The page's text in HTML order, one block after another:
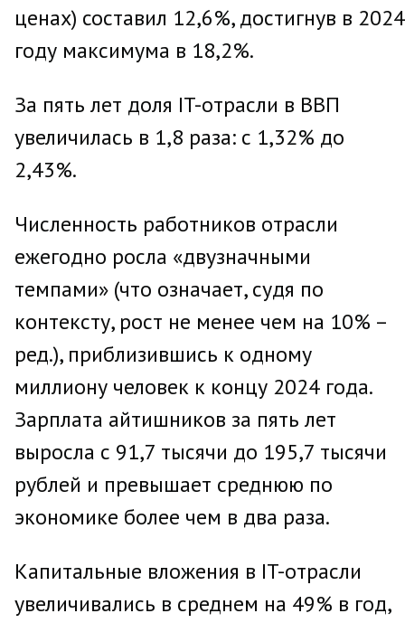
ценах) составил 12,6%, достигнув в 2024
году максимума в 18,2%.
За пять лет доля IT-отрасли в ВВП
увеличилась в 1,8 раза: с 1,32% до
2,43%.
Численность работников отрасли
ежегодно росла «двузначными
темпами» (что означает, судя по
контексту, рост не менее чем на 10% –
ред.), приблизившись к одному
миллиону человек к концу 2024 года.
Зарплата айтишников за пять лет
выросла с 91,7 тысячи до 195,7 тысячи
рублей и превышает среднюю по
экономике более чем в два раза.
Капитальные вложения в IT-отрасли
увеличивались в среднем на 49% в год,